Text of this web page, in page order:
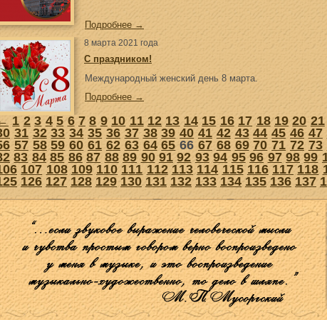
Подробнее →
8 марта 2021 года
С праздником!
Международный женский день 8 марта.
Подробнее →
1 2 3 4 5 6 7 8 9 10 11 12 13 14 15 16 17 18 19 20 21
31 32 33 34 35 36 37 38 39 40 41 42 43 44 45 46 47
57 58 59 60 61 62 63 64 65 66 67 68 69 70 71 72 73
83 84 85 86 87 88 89 90 91 92 93 94 95 96 97 98 99
107 108 109 110 111 112 113 114 115 116 117 118
126 127 128 129 130 131 132 133 134 135 136 137